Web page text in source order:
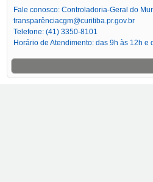
Fale conosco: Controladoria-Geral do
transparênciacgm@curitiba.pr.gov.br
Telefone: (41) 3350-8101
Horário de Atendimento: das 9h às 12h